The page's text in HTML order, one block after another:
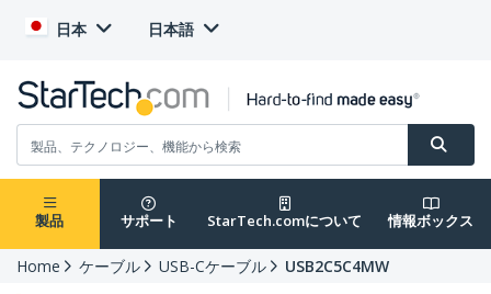
日本 日本語
製品 サポート StarTech.comについて 情報ボックス
Home ケーブル USB-Cケーブル
USB2C5C4MW